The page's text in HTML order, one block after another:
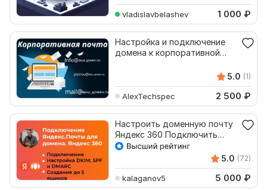
vladislavbelashev 1 000 ₽
Настройка и подключение
домена к корпоративной
5.0 (1)
AlexTechspec 2 500 ₽
Настроить доменную почту
Яндекс 360 Подключить
Яндекс. Почту на домен
5.0 (72)
kalaganov5 5 000 ₽